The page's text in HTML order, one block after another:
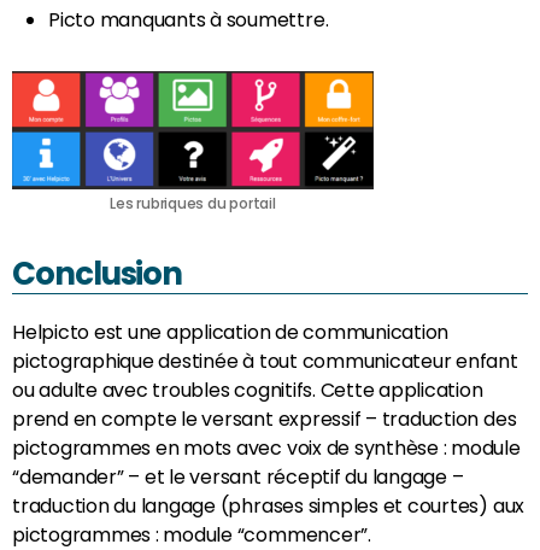
Picto manquants à soumettre.
Les rubriques du portail
Conclusion
Helpicto est une application de communication
pictographique destinée à tout communicateur enfant
ou adulte avec troubles cognitifs. Cette application
prend en compte le versant expressif – traduction des
pictogrammes en mots avec voix de synthèse : module
“demander” – et le versant réceptif du langage –
traduction du langage (phrases simples et courtes) aux
pictogrammes : module “commencer”.